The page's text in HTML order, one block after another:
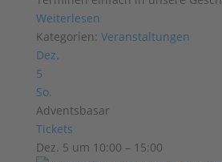
Weiterlesen
Kategorien: Veranstaltungen
Dez.
5
So.
Adventsbasar
Tickets
Dez. 5 um 10:00 – 15:00